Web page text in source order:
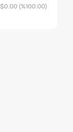
$0.00(%100.00)